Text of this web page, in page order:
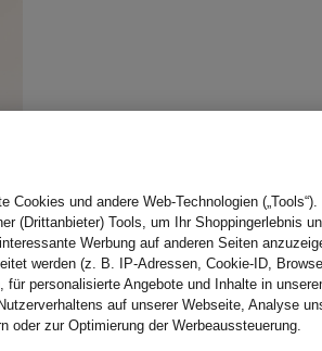
Cookies und andere Web-Technologien
(Drittanbieter) Tools, um Ihr Shoppingerlebnis
Werbung auf anderen Seiten
werden (z. B. IP-Adressen, Cookie-ID,
personalisierte Angebote und Inhalte in
auf unserer Webseite, Analyse
oder zur Optimierung der Werbeaussteuerung.